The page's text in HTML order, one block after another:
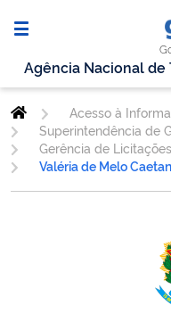
Agência Nacional de
Acesso à
Valéria de Melo